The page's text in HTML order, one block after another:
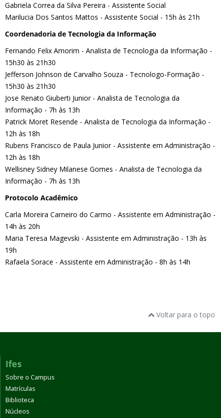
Gabriela Correa da Silva Pereira - Assistente Social
Marilucia Dos Santos Mattos - Assistente Social - 15h às 21h
Coordenadoria de Tecnologia da Informação
Fernando Felix Amorim - Analista de Tecnologia da Informação -
15h30 às 21h30
Jefferson Johnson de Carvalho Souza - Tecnologo-Formação -
15h30 às 21h30
Jose Renato Giuberti Junior - Analista de Tecnologia da
Informação - 7h às 13h
Patrick Moret Resende - Analista de Tecnologia da Informação -
12h às 18h
Rubens Francisco de Paula Junior - Assistente em Administração -
12h às 18h
Wellisney Sidney Milanese Gomes - Analista de Tecnologia da
Informação - 7h às 13h
Protocolo Acadêmico
Carla Moreira Carneiro do Carmo - Assistente em Administração -
14h às 20h
Maria Teresa Magevski - Assistente em Administração - 13h às
19h
Rafaela Sorace - Assistente em Administração - 8h às 14h
Voltar para o topo
Ifes
Sobre o Campus
Matrículas
Biblioteca
Núcleos